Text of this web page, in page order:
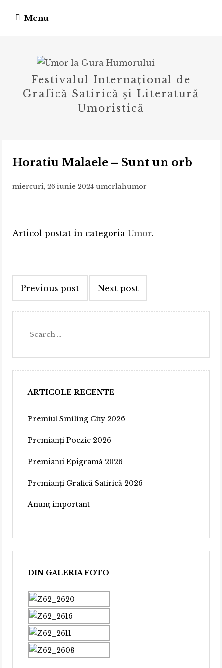
Menu
Festivalul Internațional de
Grafică Satirică și Literatură
Umoristică
Horatiu Malaele – Sunt un orb
miercuri, 26 iunie 2024 umorlahumor
Articol postat in categoriaUmor.
navigation
Previous post Next post
Search
ARTICOLE RECENTE
Premiul Smiling City 2026
Premianți Poezie 2026
Premianți Epigramă 2026
Premianți Grafică Satirică 2026
Anunț important
DIN GALERIA FOTO